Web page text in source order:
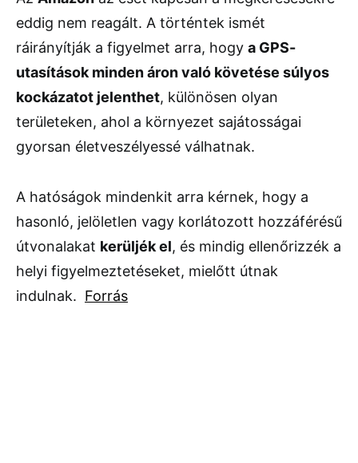
eddig nem reagált. A történtek ismét
ráirányítják a figyelmet arra, hogy a GPS-
utasítások minden áron való követése súlyos
kockázatot jelenthet, különösen olyan
területeken, ahol a környezet sajátosságai
gyorsan életveszélyessé válhatnak.
A hatóságok mindenkit arra kérnek, hogy a
hasonló, jelöletlen vagy korlátozott hozzáférésű
útvonalakat kerüljék el, és mindig ellenőrizzék a
helyi figyelmeztetéseket, mielőtt útnak
indulnak. Forrás